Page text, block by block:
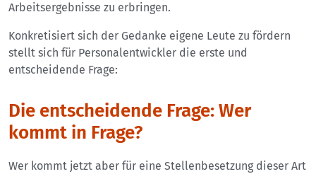
Arbeitsergebnisse zu erbringen.
Konkretisiert sich der Gedanke eigene Leute zu fördern
stellt sich für Personalentwickler die erste und
entscheidende Frage:
Die entscheidende Frage: Wer
kommt in Frage?
Wer kommt jetzt aber für eine Stellenbesetzung dieser Art